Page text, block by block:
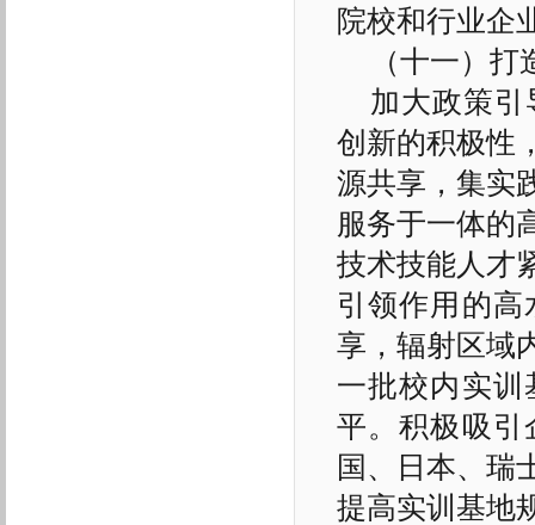
院校和行业企
（十一）
加大政策
创新的积极性
源共享，集实
服务于一体的
技术技能人才
引领作用的
享，辐射区域
一批校内实训
平。积极吸引
国、日本、瑞
提高实训基地